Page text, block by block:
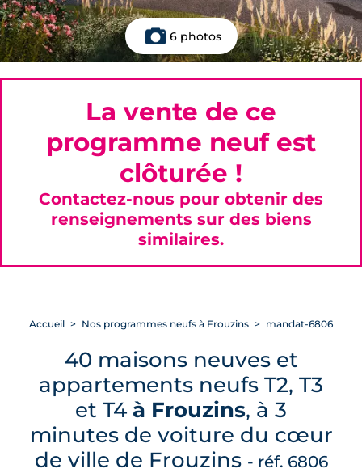
6 photos
Accueil Nos programmes neufs à Frouzins mandat-6806
40 maisons neuves et
appartements neufs T2, T3
et T4 à Frouzins, à 3
minutes de voiture du cœur
de ville de Frouzins - réf. 6806
La vente de ce
programme neuf est
clôturée !
Contactez-nous pour obtenir des
renseignements sur des biens
similaires.